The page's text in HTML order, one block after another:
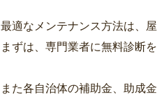
最適なメンテナンス方法は、
まずは、専門業者に無料診断
また各自治体の補助金、助成